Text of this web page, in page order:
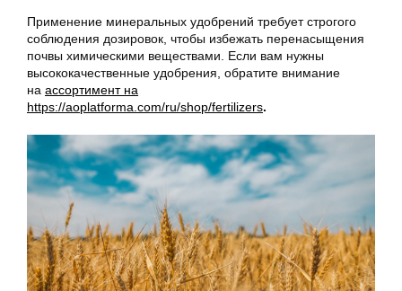
Применение минеральных удобрений требует строгого
соблюдения дозировок, чтобы избежать перенасыщения
почвы химическими веществами. Если вам нужны
высококачественные удобрения, обратите внимание
на ассортимент на
https://aoplatforma.com/ru/shop/fertilizers.